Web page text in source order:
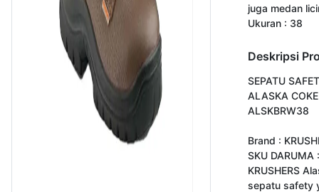
juga medan
Ukuran : 38
Deskripsi
SEPATU
ALASKA
ALSKBRW38
Brand :
SKU DARUMA
KRUSHERS
sepatu safety